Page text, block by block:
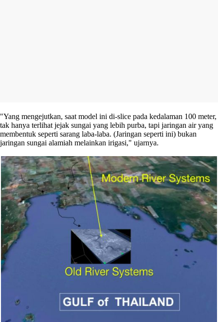
"Yang mengejutkan, saat model ini di-slice pada kedalaman 100 meter,
tak hanya terlihat jejak sungai yang lebih purba, tapi jaringan air yang
membentuk seperti sarang laba-laba. (Jaringan seperti ini) bukan
jaringan sungai alamiah melainkan irigasi," ujarnya.